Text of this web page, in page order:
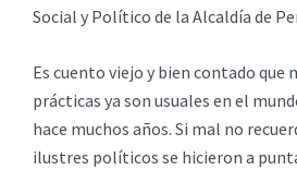
Social y Político de la Alcaldía de
Es cuento viejo y bien contado que
prácticas ya son usuales en el
hace muchos años. Si mal no
ilustres políticos se hicieron a